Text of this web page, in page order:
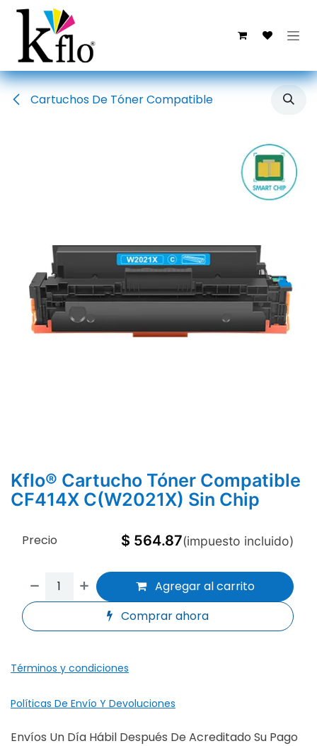
Ir al contenido
Cartuchos De Tóner Compatible
Kflo® Cartucho Tóner Compatible
CF414X C(W2021X) Sin Chip
Agregar al carrito
Comprar ahora
Precio $ 564.87(impuesto incluido)
Términos y condiciones
Políticas De Envío Y Devoluciones
Envíos Un Día Hábil Después De Acreditado Su Pago